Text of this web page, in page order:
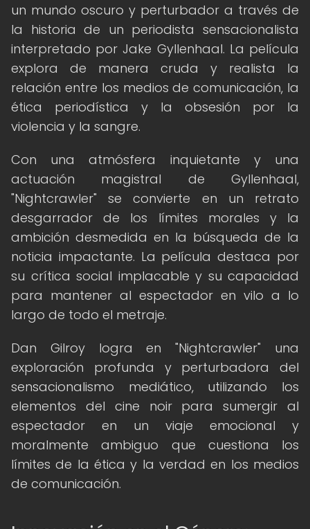
un mundo oscuro y perturbador a través de
la historia de un periodista sensacionalista
interpretado por Jake Gyllenhaal. La película
explora de manera cruda y realista la
relación entre los medios de comunicación, la
ética periodística y la obsesión por la
violencia y la sangre.
Con una atmósfera inquietante y una
actuación magistral de Gyllenhaal,
"Nightcrawler" se convierte en un retrato
desgarrador de los límites morales y la
ambición desmedida en la búsqueda de la
noticia impactante. La película destaca por
su crítica social implacable y su capacidad
para mantener al espectador en vilo a lo
largo de todo el metraje.
Dan Gilroy logra en "Nightcrawler" una
exploración profunda y perturbadora del
sensacionalismo mediático, utilizando los
elementos del cine noir para sumergir al
espectador en un viaje emocional y
moralmente ambiguo que cuestiona los
límites de la ética y la verdad en los medios
de comunicación.